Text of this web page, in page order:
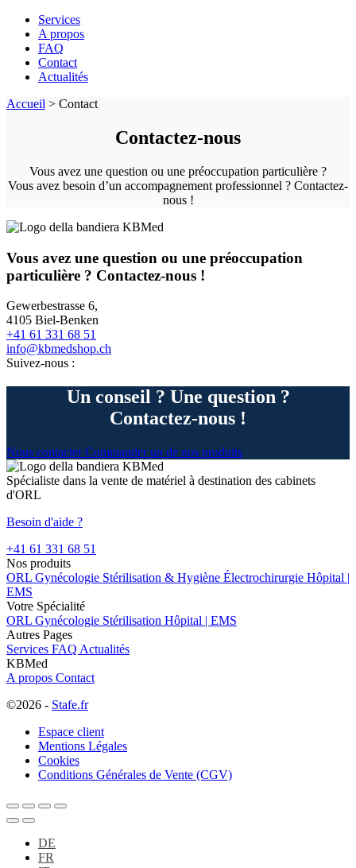
Services
A propos
FAQ
Contact
Actualités
Accueil > Contact
Contactez-nous
Vous avez une question ou une préoccupation particulière ?
Vous avez besoin d’un accompagnement professionnel ? Contactez-
nous !
Vous avez une question ou une préoccupation
particulière ? Contactez-nous !
Gewerbestrasse 6,
4105 Biel-Benken
+41 61 331 68 51
info@kbmedshop.ch
Suivez-nous :
Un conseil ? Une question ?
Contactez-nous !
Nous contacter Commander un de nos produits
Spécialiste dans la vente de matériel à destination des cabinets
d'ORL
Besoin d'aide ?
+41 61 331 68 51
Nos produits
ORL Gynécologie Stérilisation & Hygiène Électrochirurgie Hôpital |
EMS
Votre Spécialité
ORL Gynécologie Stérilisation Hôpital | EMS
Autres Pages
Services FAQ Actualités
KBMed
A propos Contact
©2026 - Stafe.fr
Espace client
Mentions Légales
Cookies
Conditions Générales de Vente (CGV)
DE
FR